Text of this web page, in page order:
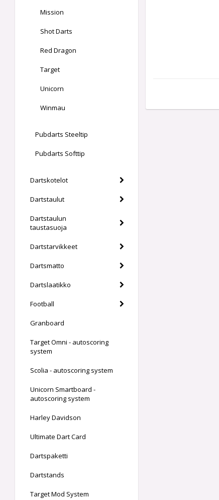
Mission
Shot Darts
Red Dragon
Target
Unicorn
Winmau
Pubdarts Steeltip
Pubdarts Softtip
Dartskotelot
Dartstaulut
Dartstaulun
taustasuoja
Dartstarvikkeet
Dartsmatto
Dartslaatikko
Football
Granboard
Target Omni - autoscoring
system
Scolia - autoscoring system
Unicorn Smartboard -
autoscoring system
Harley Davidson
Ultimate Dart Card
Dartspaketti
Dartstands
Target Mod System